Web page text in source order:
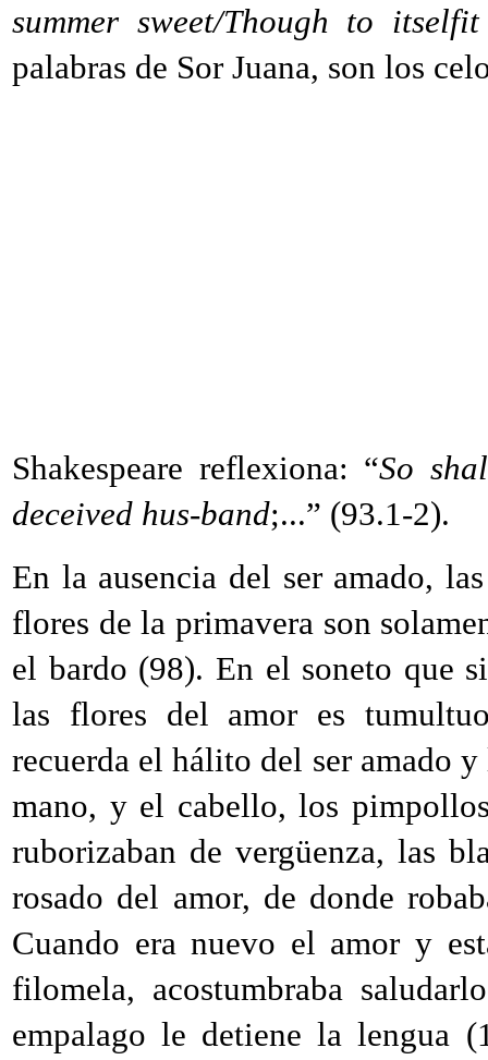
summer sweet/Though to
palabras de Sor Juana, son los
Shakespeare reflexiona: “So
deceived hus-band;...” (93.1-2).
En la ausencia del ser amado,
flores de la primavera son
el bardo (98). En el soneto que
las flores del amor es
recuerda el hálito del ser amado
mano, y el cabello, los
ruborizaban de vergüenza, las
rosado del amor, de donde
Cuando era nuevo el amor y
filomela, acostumbraba
empalago le detiene la lengua